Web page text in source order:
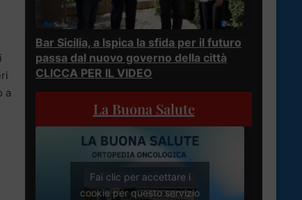
a
Bar Sicilia, a Ispica la sfida per il futuro
passa dal nuovo governo della città
CLICCA PER IL VIDEO
La Buona Salute
Fai clic per accettare i
cookie per questo servizio